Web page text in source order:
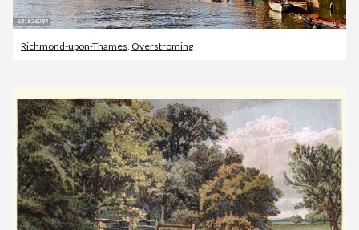
Richmond-upon-Thames Overstroming